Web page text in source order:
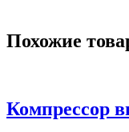
Похожие
Компрессор